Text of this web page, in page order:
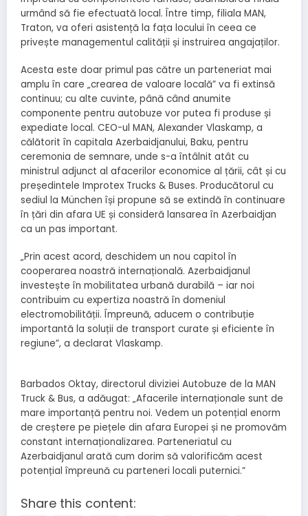
urmând să fie efectuată local. Între timp, filiala MAN,
Traton, va oferi asistență la fața locului în ceea ce
privește managementul calității și instruirea angajaților.
Acesta este doar primul pas către un parteneriat mai
amplu în care „crearea de valoare locală” va fi extinsă
continuu; cu alte cuvinte, până când anumite
componente pentru autobuze vor putea fi produse și
expediate local. CEO-ul MAN, Alexander Vlaskamp, ​​a
călătorit în capitala Azerbaidjanului, Baku, pentru
ceremonia de semnare, unde s-a întâlnit atât cu
ministrul adjunct al afacerilor economice al țării, cât și cu
președintele Improtex Trucks & Buses. Producătorul cu
sediul la München își propune să se extindă în continuare
în țări din afara UE și consideră lansarea în Azerbaidjan
ca un pas important.
„Prin acest acord, deschidem un nou capitol în
cooperarea noastră internațională. Azerbaidjanul
investește în mobilitatea urbană durabilă – iar noi
contribuim cu expertiza noastră în domeniul
electromobilității. Împreună, aducem o contribuție
importantă la soluții de transport curate și eficiente în
regiune”, a declarat Vlaskamp.
Barbados Oktay, directorul diviziei Autobuze de la MAN
Truck & Bus, a adăugat: „Afacerile internaționale sunt de
mare importanță pentru noi. Vedem un potențial enorm
de creștere pe piețele din afara Europei și ne promovăm
constant internaționalizarea. Parteneriatul cu
Azerbaidjanul arată cum dorim să valorificăm acest
potențial împreună cu parteneri locali puternici.”
Share this content: